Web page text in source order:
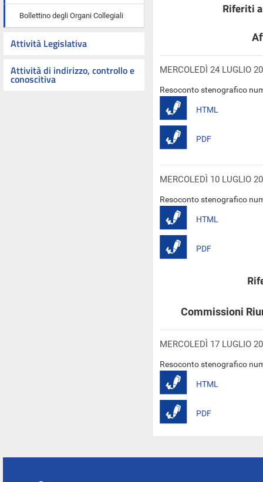
Bollettino degli Organi Collegiali
Attività Legislativa
Attività di indirizzo, controllo e
conoscitiva
Riferiti
MERCOLEDÌ 24 LUGLIO
Resoconto stenografico
HTML
PDF
MERCOLEDÌ 10 LUGLIO
Resoconto stenografico
HTML
PDF
Commissioni
MERCOLEDÌ 17 LUGLIO
Resoconto stenografico
HTML
PDF